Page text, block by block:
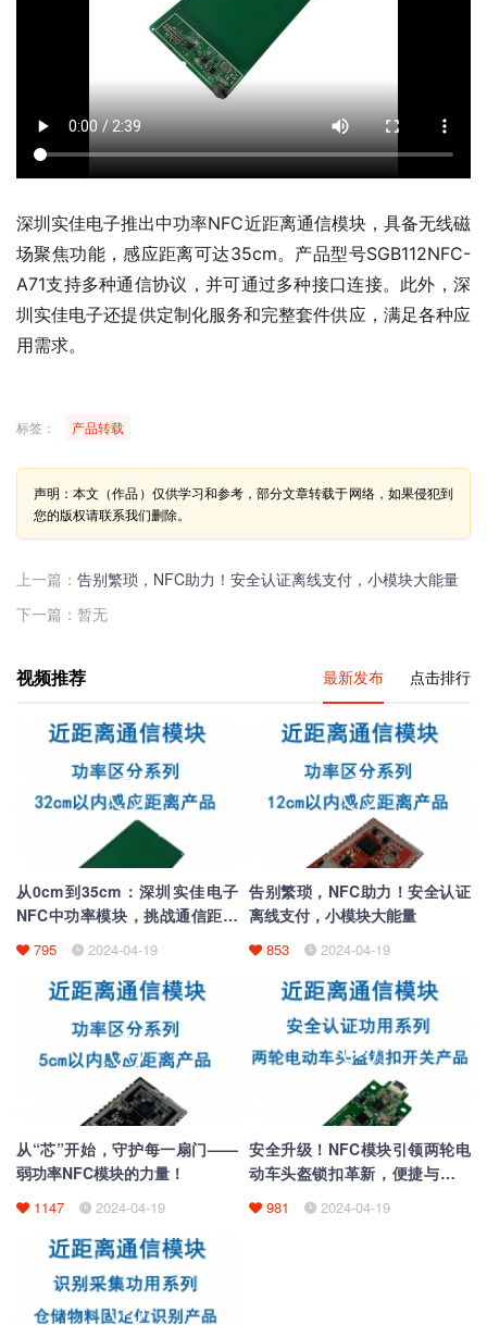
深圳实佳电子推出中功率NFC近距离通信模块，具备无线磁
场聚焦功能，感应距离可达35cm。产品型号SGB112NFC-
A71支持多种通信协议，并可通过多种接口连接。此外，深
圳实佳电子还提供定制化服务和完整套件供应，满足各种应
用需求。
标签： 产品转载
声明：本文（作品）仅供学习和参考，部分文章转载于网络，如果侵犯到
您的版权请联系我们删除。
上一篇： 告别繁琐，NFC助力！安全认证离线支付，小模块大能量
下一篇：暂无
视频推荐 最新发布 点击排行
从0cm到35cm：深圳实佳电子
NFC中功率模块，挑战通信距离
极限！
795 2024-04-19
告别繁琐，NFC助力！安全认证
离线支付，小模块大能量
853 2024-04-19
从“芯”开始，守护每一扇门——
弱功率NFC模块的力量！
1147 2024-04-19
安全升级！NFC模块引领两轮电
动车头盔锁扣革新，便捷与安全
并存981 2024-04-19